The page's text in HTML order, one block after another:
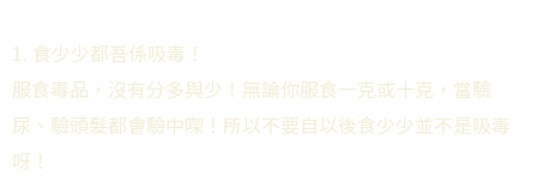
1. 食少少都吾係吸毒！
服食毒品，沒有分多與少！無論你服食一克或十克，當驗
尿、驗頭髮都會驗中㗎！所以不要自以後食少少並不是吸毒
呀！